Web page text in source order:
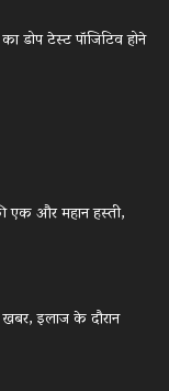
डोप टेस्ट पॉजिटिव होने
एक और महान हस्ती,
इलाज के दौरान